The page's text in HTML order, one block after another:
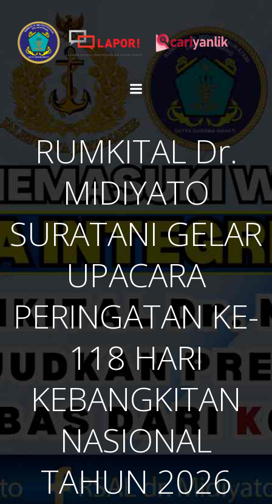
content
RUMKITAL Dr.
MIDIYATO
SURATANI GELAR
UPACARA
PERINGATAN KE-
118 HARI
KEBANGKITAN
NASIONAL
TAHUN 2026